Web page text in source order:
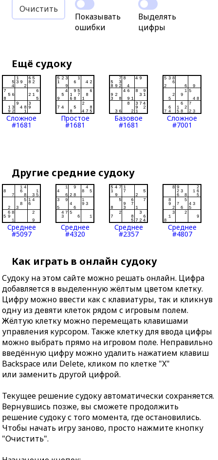
Очистить
Показывать
ошибки
Выделять
цифры
Ещё судоку
Сложное
#1681
Простое
#1681
Базовое
#1681
Сложное
#7001
Другие средние судоку
Среднее
#5097
Среднее
#4320
Среднее
#2357
Среднее
#4807
Как играть в онлайн судоку
Судоку на этом сайте можно решать онлайн. Цифра
добавляется в выделенную жёлтым цветом клетку.
Цифру можно ввести как с клавиатуры, так и кликнув
одну из девяти клеток рядом с игровым полем.
Жёлтую клетку можно перемещать клавишами
управления курсором. Также клетку для ввода цифры
можно выбрать прямо на игровом поле. Неправильно
введённую цифру можно удалить нажатием клавиш
Backspace или Delete, кликом по клетке "X"
или заменить другой цифрой.
Текущее решение судоку автоматически сохраняется.
Вернувшись позже, вы сможете продолжить
решение судоку с того момента, где остановились.
Чтобы начать игру заново, просто нажмите кнопку
"Очистить".